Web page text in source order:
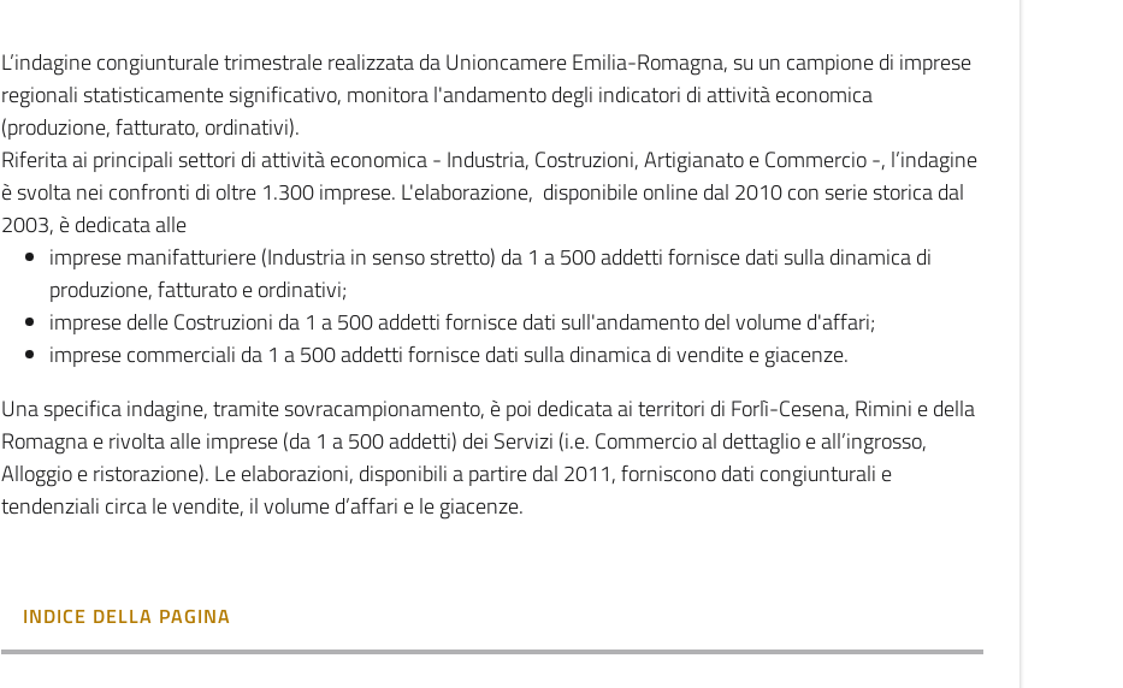
L’indagine congiunturale trimestrale realizzata da Unioncamere Emilia-Romagna, su un campione di imprese
regionali statisticamente significativo, monitora l'andamento degli indicatori di attività economica
(produzione, fatturato, ordinativi).
Riferita ai principali settori di attività economica - Industria, Costruzioni, Artigianato e Commercio -, l’indagine
è svolta nei confronti di oltre 1.300 imprese. L'elaborazione, disponibile online dal 2010 con serie storica dal
2003, è dedicata alle
imprese manifatturiere (Industria in senso stretto) da 1 a 500 addetti fornisce dati sulla dinamica di
produzione, fatturato e ordinativi;
imprese delle Costruzioni da 1 a 500 addetti fornisce dati sull'andamento del volume d'affari;
imprese commerciali da 1 a 500 addetti fornisce dati sulla dinamica di vendite e giacenze.
Una specifica indagine, tramite sovracampionamento, è poi dedicata ai territori di Forlì-Cesena, Rimini e della
Romagna e rivolta alle imprese (da 1 a 500 addetti) dei Servizi (i.e. Commercio al dettaglio e all’ingrosso,
Alloggio e ristorazione). Le elaborazioni, disponibili a partire dal 2011, forniscono dati congiunturali e
tendenziali circa le vendite, il volume d’affari e le giacenze.
INDICE DELLA PAGINA